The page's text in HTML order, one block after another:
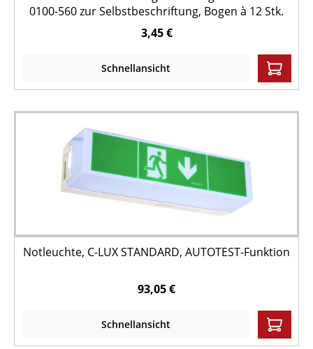
0100-560 zur Selbstbeschriftung, Bogen à 12 Stk.
3,45 €
Schnellansicht
Notleuchte, C-LUX STANDARD, AUTOTEST-Funktion
93,05 €
Schnellansicht